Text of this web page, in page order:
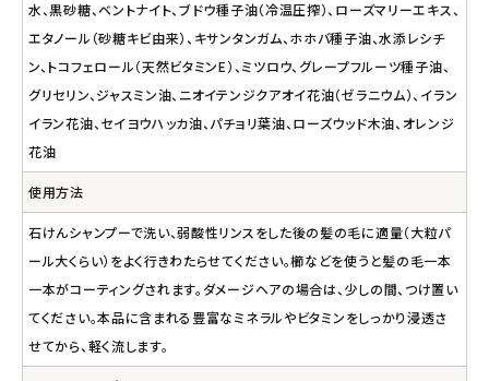
水、黒砂糖、ベントナイト、ブドウ種子油（冷温圧搾）、ローズマリーエキス、
エタノール（砂糖キビ由来）、キサンタンガム、ホホバ種子油、水添レシチ
ン、トコフェロール（天然ビタミンE）、ミツロウ、グレープフルーツ種子油、
グリセリン、ジャスミン油、ニオイテンジクアオイ花油（ゼラニウム）、イラン
イラン花油、セイヨウハッカ油、パチョリ葉油、ローズウッド木油、オレンジ
花油
使用方法
石けんシャンプーで洗い、弱酸性リンスをした後の髪の毛に適量（大粒パ
ール大くらい）をよく行きわたらせてください。櫛などを使うと髪の毛一本
一本がコーティングされます。ダメージヘアの場合は、少しの間、つけ置い
てください。本品に含まれる豊富なミネラルやビタミンをしっかり浸透さ
せてから、軽く流します。